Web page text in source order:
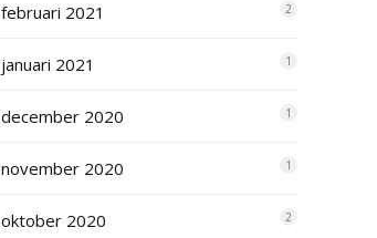
februari 2021 2
januari 2021 1
december 2020 1
november 2020 1
oktober 2020 2